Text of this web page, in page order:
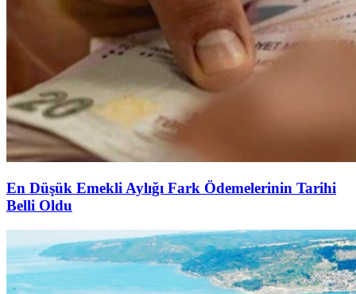
En Düşük Emekli Aylığı Fark Ödemelerinin Tarihi
Belli Oldu